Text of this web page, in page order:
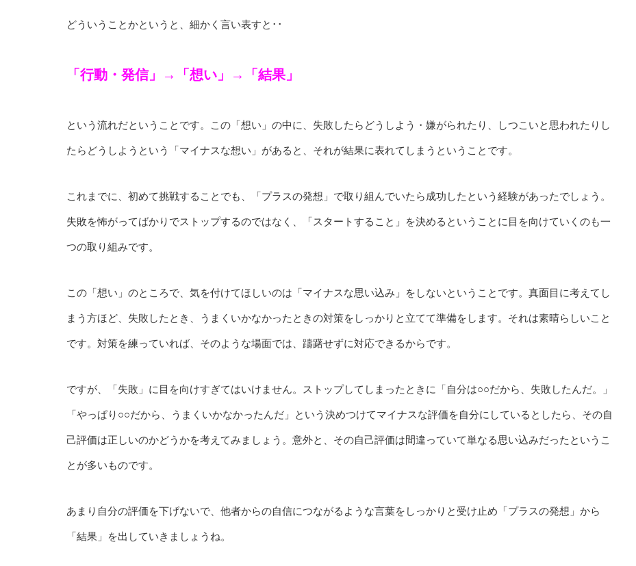
どういうことかというと、細かく言い表すと･･
「行動・発信」→「想い」→「結果」
という流れだということです。この「想い」の中に、失敗したらどうしよう・嫌がられたり、しつこいと思われたりし
たらどうしようという「マイナスな想い」があると、それが結果に表れてしまうということです。
これまでに、初めて挑戦することでも、「プラスの発想」で取り組んでいたら成功したという経験があったでしょう。
失敗を怖がってばかりでストップするのではなく、「スタートすること」を決めるということに目を向けていくのも一
つの取り組みです。
この「想い」のところで、気を付けてほしいのは「マイナスな思い込み」をしないということです。真面目に考えてし
まう方ほど、失敗したとき、うまくいかなかったときの対策をしっかりと立てて準備をします。それは素晴らしいこと
です。対策を練っていれば、そのような場面では、躊躇せずに対応できるからです。
ですが、「失敗」に目を向けすぎてはいけません。ストップしてしまったときに「自分は○○だから、失敗したんだ。」
「やっぱり○○だから、うまくいかなかったんだ」という決めつけてマイナスな評価を自分にしているとしたら、その自
己評価は正しいのかどうかを考えてみましょう。意外と、その自己評価は間違っていて単なる思い込みだったというこ
とが多いものです。
あまり自分の評価を下げないで、他者からの自信につながるような言葉をしっかりと受け止め「プラスの発想」から
「結果」を出していきましょうね。